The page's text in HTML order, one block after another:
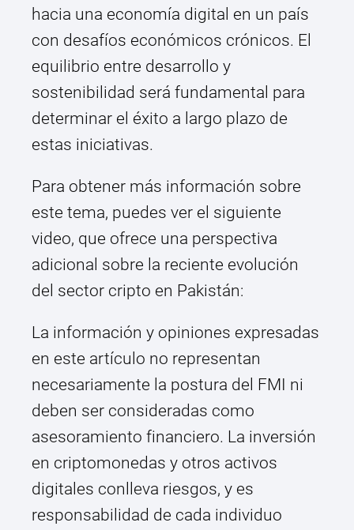
hacia una economía digital en un país
con desafíos económicos crónicos. El
equilibrio entre desarrollo y
sostenibilidad será fundamental para
determinar el éxito a largo plazo de
estas iniciativas.
Para obtener más información sobre
este tema, puedes ver el siguiente
video, que ofrece una perspectiva
adicional sobre la reciente evolución
del sector cripto en Pakistán:
La información y opiniones expresadas
en este artículo no representan
necesariamente la postura del FMI ni
deben ser consideradas como
asesoramiento financiero. La inversión
en criptomonedas y otros activos
digitales conlleva riesgos, y es
responsabilidad de cada individuo